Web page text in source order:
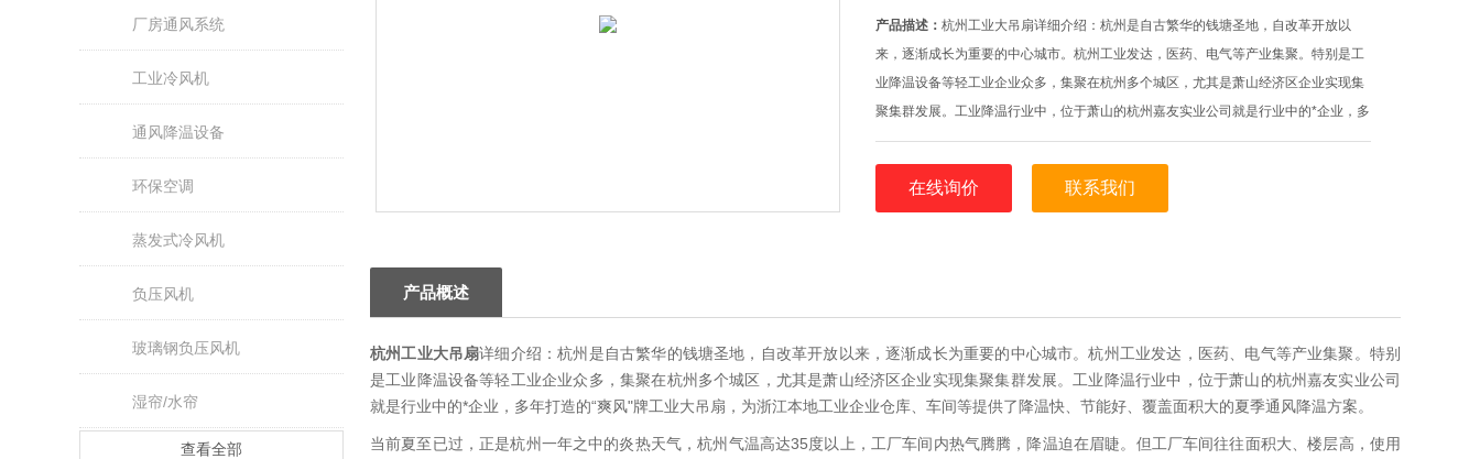
厂房通风系统
工业冷风机
通风降温设备
环保空调
蒸发式冷风机
负压风机
玻璃钢负压风机
湿帘/水帘
查看全部
产品描述：杭州工业大吊扇详细介绍：杭州是自古繁华的钱塘圣地，自改革开放以
来，逐渐成长为重要的中心城市。杭州工业发达，医药、电气等产业集聚。特别是工
业降温设备等轻工业企业众多，集聚在杭州多个城区，尤其是萧山经济区企业实现集
聚集群发展。工业降温行业中，位于萧山的杭州嘉友实业公司就是行业中的*企业，多
年打造的“爽风"牌工业大吊扇，为浙江本地工业企业仓库、车间等提供了降温快、节
能好、覆盖面积大的夏季通风降温方案。
在线询价 联系我们
产品概述
杭州工业大吊扇详细介绍：杭州是自古繁华的钱塘圣地，自改革开放以来，逐渐成长为重要的中心城市。杭州工业发达，医药、电气等产业集聚。特别
是工业降温设备等轻工业企业众多，集聚在杭州多个城区，尤其是萧山经济区企业实现集聚集群发展。工业降温行业中，位于萧山的杭州嘉友实业公司
就是行业中的*企业，多年打造的“爽风"牌工业大吊扇，为浙江本地工业企业仓库、车间等提供了降温快、节能好、覆盖面积大的夏季通风降温方案。
当前夏至已过，正是杭州一年之中的炎热天气，杭州气温高达35度以上，工厂车间内热气腾腾，降温迫在眉睫。但工厂车间往往面积大、楼层高，使用